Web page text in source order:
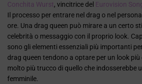
Conchita Wurst, vincitrice del Eurovision
Il processo per entrare nel drag o nel
ore. Una drag queen può mirare a un certo
celebrità o messaggio con il proprio look.
sono gli elementi essenziali più importanti
drag queen tendono a optare per un look
molto più trucco di quello che indosserebbe
femminile.